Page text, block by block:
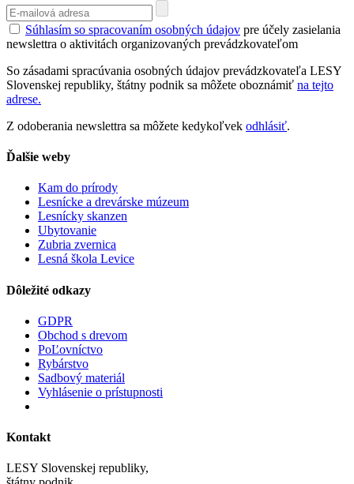
Súhlasím so spracovaním osobných údajov pre účely zasielania
newslettra o aktivitách organizovaných prevádzkovateľom
So zásadami spracúvania osobných údajov prevádzkovateľa LESY
Slovenskej republiky, štátny podnik sa môžete oboznámiť na tejto
adrese.
Z odoberania newslettra sa môžete kedykoľvek odhlásiť.
Ďalšie weby
Kam do prírody
Lesnícke a drevárske múzeum
Lesnícky skanzen
Ubytovanie
Zubria zvernica
Lesná škola Levice
Dôležité odkazy
GDPR
Obchod s drevom
PoĽovníctvo
Rybárstvo
Sadbový materiál
Vyhlásenie o prístupnosti
Kontakt
LESY Slovenskej republiky,